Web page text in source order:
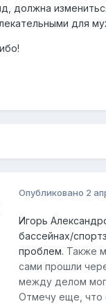
должна
для
Опубликовано 2
Игорь
бассейнах/
проблем. Также
сами прошли
между делом
Отмечу еще, что